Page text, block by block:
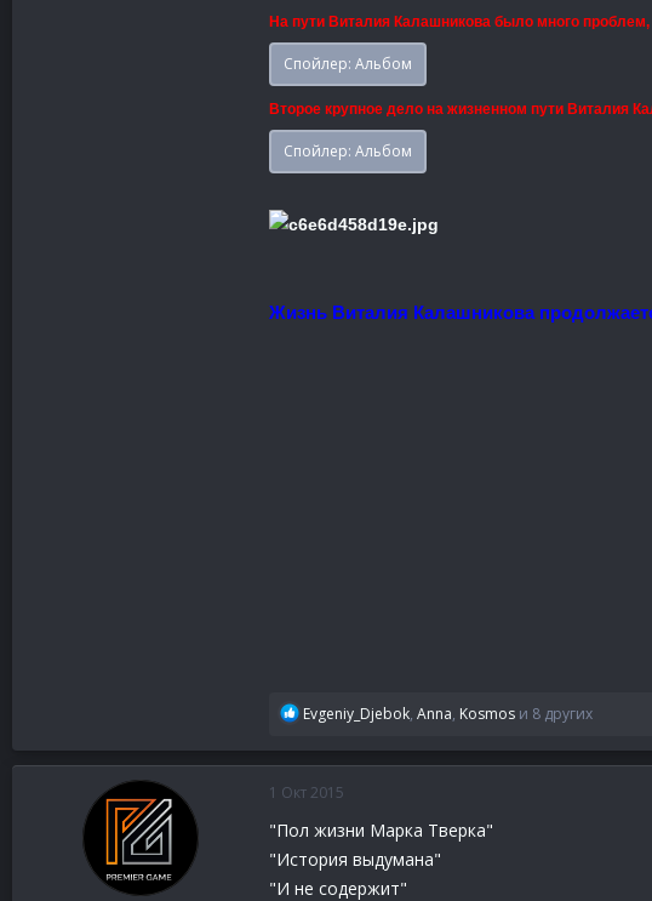
На пути Виталия Калашникова было много
Спойлер: Альбом
Второе крупное дело на жизненном пути Виталия
Спойлер: Альбом
Жизнь Виталия Калашникова
Р
а
ц
и
:
Evgeniy_Djebok, Anna, Kosmos и 8 других
1 Окт 2015
"Пол жизни Марка Тверка"
"История выдумана"
"И не содержит"